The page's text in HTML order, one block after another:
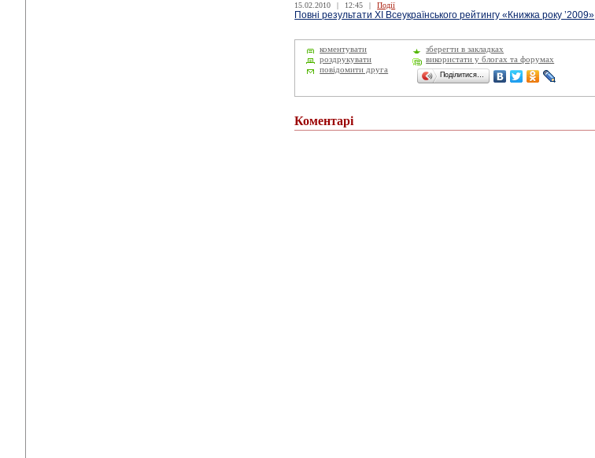
15.02.2010 | 12:45 | Події
Повні результати XІ Всеукраїнського рейтингу «Книжка року ’2009»
коментувати
зберегти в закладках
роздрукувати
використати у блогах та форумах
повідомити друга
Поділитися…
Коментарі